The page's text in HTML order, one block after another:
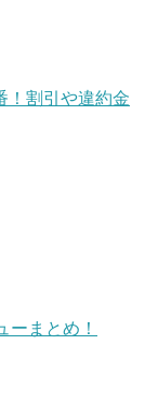
！割引や違約金
ーまとめ！